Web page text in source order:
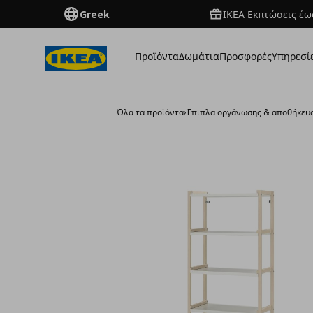
Greek ΙΚΕΑ Εκπτώσεις
ΠροϊόνταΔωμάτιαΠροσφορές
Όλα τα προϊόντα›Έπιπλα οργάνωσης &